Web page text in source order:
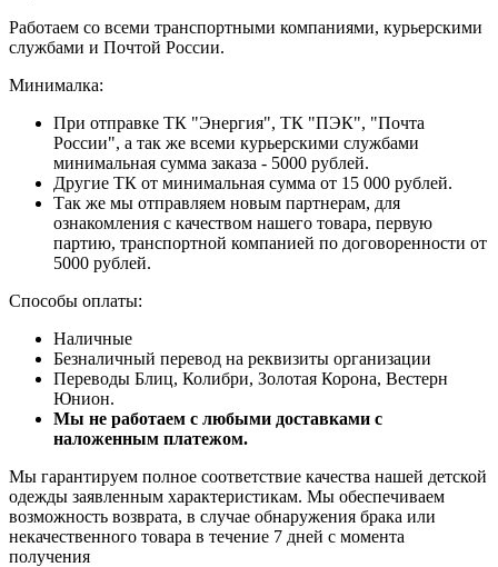
Работаем со всеми транспортными компаниями, курьерскими
службами и Почтой России.
Минималка:
При отправке ТК "Энергия", ТК "ПЭК", "Почта
России", а так же всеми курьерскими службами
минимальная сумма заказа - 5000 рублей.
Другие ТК от минимальная сумма от 15 000 рублей.
Так же мы отправляем новым партнерам, для
ознакомления с качеством нашего товара, первую
партию, транспортной компанией по договоренности от
5000 рублей.
Способы оплаты:
Наличные
Безналичный перевод на реквизиты организации
Переводы Блиц, Колибри, Золотая Корона, Вестерн
Юнион.
Мы не работаем с любыми доставками с
наложенным платежом.
Мы гарантируем полное соответствие качества нашей детской
одежды заявленным характеристикам. Мы обеспечиваем
возможность возврата, в случае обнаружения брака или
некачественного товара в течение 7 дней с момента
получения